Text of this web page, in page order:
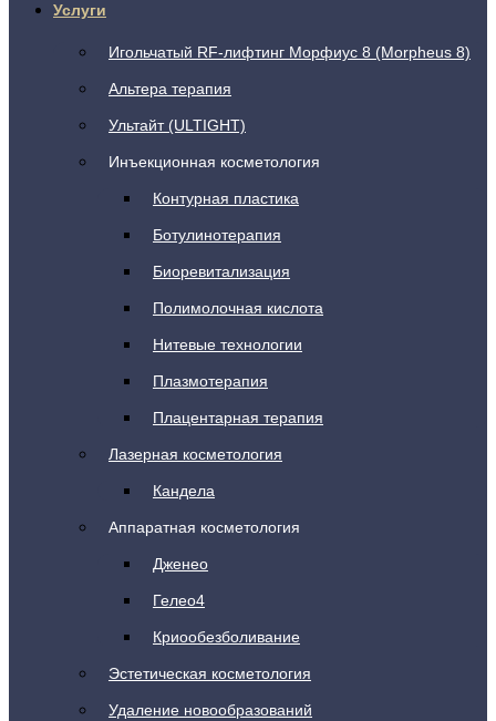
Услуги
Игольчатый RF-лифтинг Морфиус 8 (Morpheus 8)
Альтера терапия
Ультайт (ULTIGHT)
Инъекционная косметология
Контурная пластика
Ботулинотерапия
Биоревитализация
Полимолочная кислота
Нитевые технологии
Плазмотерапия
Плацентарная терапия
Лазерная косметология
Кандела
Аппаратная косметология
Дженео
Гелео4
Криообезболивание
Эстетическая косметология
Удаление новообразований